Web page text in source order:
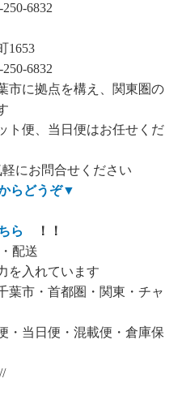
6832
1653
6832
市に拠点を構え、関東圏の
ト便、当日便はお任せくだ
にお問合せください
らどうぞ▼
ら
！！
配送
を入れています
葉市・首都圏・関東・チャ
・当日便・混載便・倉庫保